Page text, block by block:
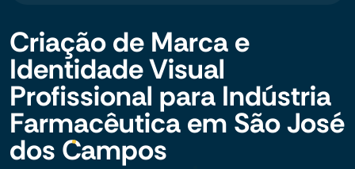
Criação de Marca e
Identidade Visual
Profissional para Indústria
Farmacêutica em São José
dos Campos